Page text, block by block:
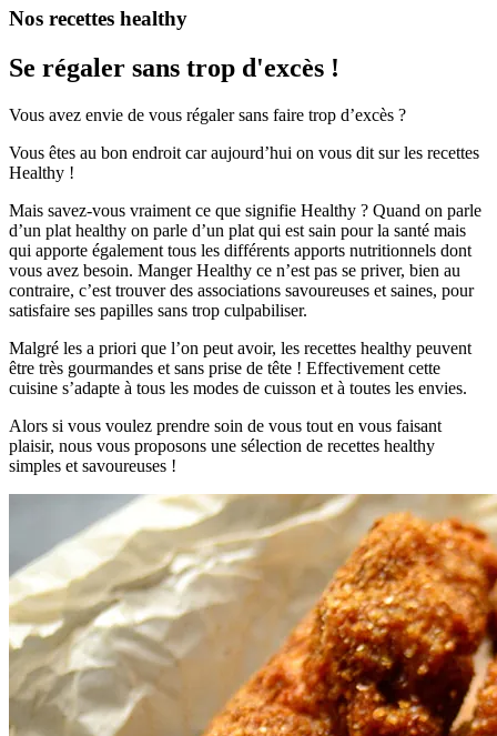
Nos recettes healthy
Se régaler sans trop d'excès !
Vous avez envie de vous régaler sans faire trop d’excès ?
Vous êtes au bon endroit car aujourd’hui on vous dit sur les recettes
Healthy !
Mais savez-vous vraiment ce que signifie Healthy ? Quand on parle
d’un plat healthy on parle d’un plat qui est sain pour la santé mais
qui apporte également tous les différents apports nutritionnels dont
vous avez besoin. Manger Healthy ce n’est pas se priver, bien au
contraire, c’est trouver des associations savoureuses et saines, pour
satisfaire ses papilles sans trop culpabiliser.
Malgré les a priori que l’on peut avoir, les recettes healthy peuvent
être très gourmandes et sans prise de tête ! Effectivement cette
cuisine s’adapte à tous les modes de cuisson et à toutes les envies.
Alors si vous voulez prendre soin de vous tout en vous faisant
plaisir, nous vous proposons une sélection de recettes healthy
simples et savoureuses !